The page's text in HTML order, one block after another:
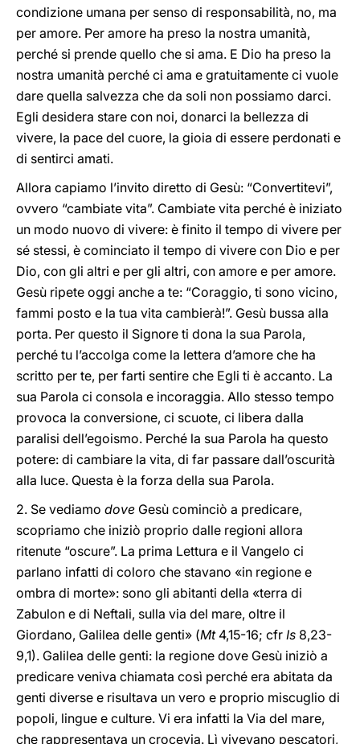
condizione umana per senso di responsabilità, no, ma
per amore. Per amore ha preso la nostra umanità,
perché si prende quello che si ama. E Dio ha preso la
nostra umanità perché ci ama e gratuitamente ci vuole
dare quella salvezza che da soli non possiamo darci.
Egli desidera stare con noi, donarci la bellezza di
vivere, la pace del cuore, la gioia di essere perdonati e
di sentirci amati.
Allora capiamo l’invito diretto di Gesù: “Convertitevi”,
ovvero “cambiate vita”. Cambiate vita perché è iniziato
un modo nuovo di vivere: è finito il tempo di vivere per
sé stessi, è cominciato il tempo di vivere con Dio e per
Dio, con gli altri e per gli altri, con amore e per amore.
Gesù ripete oggi anche a te: “Coraggio, ti sono vicino,
fammi posto e la tua vita cambierà!”. Gesù bussa alla
porta. Per questo il Signore ti dona la sua Parola,
perché tu l’accolga come la lettera d’amore che ha
scritto per te, per farti sentire che Egli ti è accanto. La
sua Parola ci consola e incoraggia. Allo stesso tempo
provoca la conversione, ci scuote, ci libera dalla
paralisi dell’egoismo. Perché la sua Parola ha questo
potere: di cambiare la vita, di far passare dall’oscurità
alla luce. Questa è la forza della sua Parola.
2. Se vediamo dove Gesù cominciò a predicare,
scopriamo che iniziò proprio dalle regioni allora
ritenute “oscure”. La prima Lettura e il Vangelo ci
parlano infatti di coloro che stavano «in regione e
ombra di morte»: sono gli abitanti della «terra di
Zabulon e di Neftali, sulla via del mare, oltre il
Giordano, Galilea delle genti» (Mt4,15-16; cfr Is 8,23-
9,1). Galilea delle genti: la regione dove Gesù iniziò a
predicare veniva chiamata così perché era abitata da
genti diverse e risultava un vero e proprio miscuglio di
popoli, lingue e culture. Vi era infatti la Via del mare,
che rappresentava un crocevia. Lì vivevano pescatori,